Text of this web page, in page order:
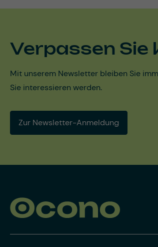
Verpassen Sie
Mit unserem Newsletter bleiben Sie
Sie interessieren werden.
Zur Newsletter-Anmeldung